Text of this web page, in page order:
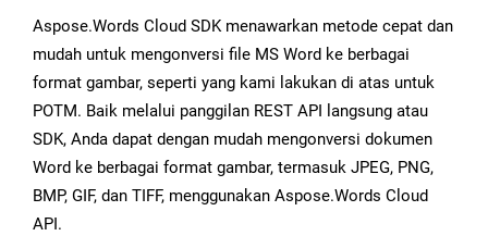
Aspose.Words Cloud SDK menawarkan metode cepat dan
mudah untuk mengonversi file MS Word ke berbagai
format gambar, seperti yang kami lakukan di atas untuk
POTM. Baik melalui panggilan REST API langsung atau
SDK, Anda dapat dengan mudah mengonversi dokumen
Word ke berbagai format gambar, termasuk JPEG, PNG,
BMP, GIF, dan TIFF, menggunakan Aspose.Words Cloud
API.